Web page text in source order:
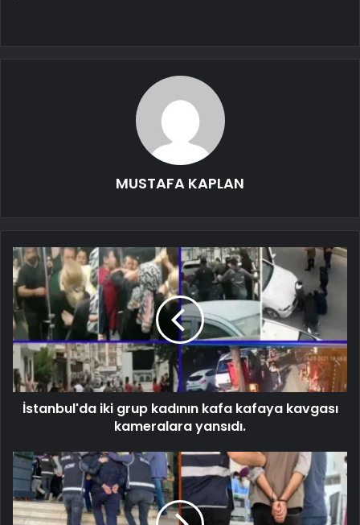
MUSTAFA KAPLAN
İstanbul'da iki grup kadının kafa kafaya kavgası
kameralara yansıdı.